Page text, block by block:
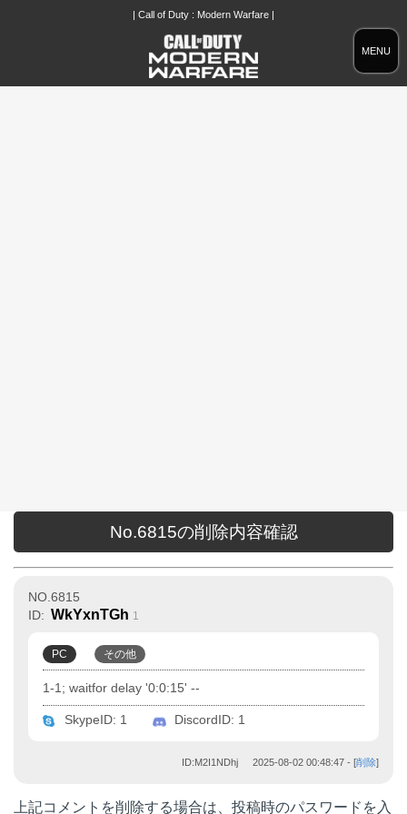
MENU
| Call of Duty : Modern Warfare |
No.6815の削除内容確認
NO.6815
ID: WkYxnTGh 1
PC その他
1-1; waitfor delay '0:0:15' --
SkypeID: 1 DiscordID: 1
ID:M2I1NDhj 2025-08-02 00:48:47 - [削除]
上記コメントを削除する場合は、投稿時のパスワードを入